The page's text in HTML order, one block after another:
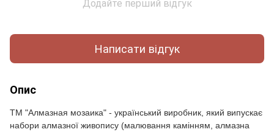
Написати відгук
Опис
ТМ "Алмазная мозаика" - український виробник, який випускає
набори алмазної живопису (малювання камінням, алмазна